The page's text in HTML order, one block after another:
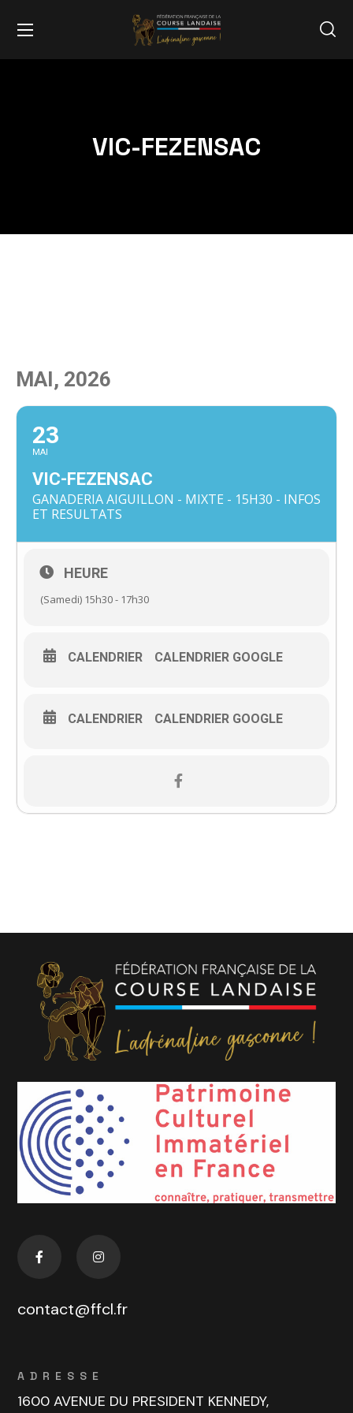
VIC-FEZENSAC
MAI, 2026
23
MAI
VIC-FEZENSAC
GANADERIA AIGUILLON - MIXTE - 15H30 - INFOS
ET RESULTATS
HEURE
(Samedi) 15h30 - 17h30
CALENDRIER CALENDRIER GOOGLE
CALENDRIER CALENDRIER GOOGLE
contact@ffcl.fr
ADRESSE
1600 AVENUE DU PRESIDENT KENNEDY,